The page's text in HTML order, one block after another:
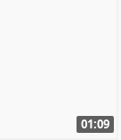
01:09